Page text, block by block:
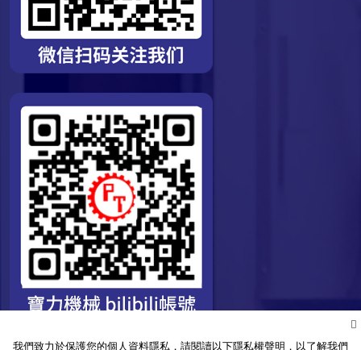
我們致力於保護您的個人資料隱私，請閱讀以下隱私權聲明，以了解我們